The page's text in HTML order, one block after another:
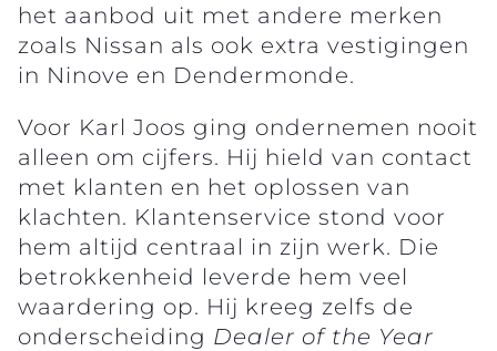
het aanbod uit met andere merken
zoals Nissan als ook extra vestigingen
in Ninove en Dendermonde.
Voor Karl Joos ging ondernemen nooit
alleen om cijfers. Hij hield van contact
met klanten en het oplossen van
klachten. Klantenservice stond voor
hem altijd centraal in zijn werk. Die
betrokkenheid leverde hem veel
waardering op. Hij kreeg zelfs de
onderscheiding Dealer of the Year